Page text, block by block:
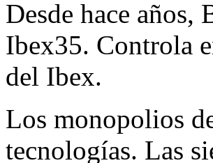
Desde hace
Ibex35. Controla
del Ibex.
Los monopolios
tecnologías. Las